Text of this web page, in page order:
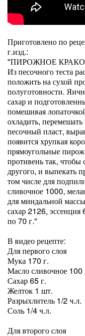
Приготовлено по
г.изд.:
"ПИРОЖНОЕ
Из песочного теста
положить на сухой
полуготовности.
сахар и
помешивая
охладить,
песочный пласт,
появится хрупкая
прямоугольные
противень так,
другого, и выпекать
том числе для
сливочное 1000,
для миндальной
сахар 2126,
по 70 г."
В видео рецепте:
Для первого слоя
Мука 170 г.
Масло сливочное 100
Сахар 65 г.
Желток 1 шт.
Разрыхлитель 1/2 ч.л.
Соль 1/4 ч.л.
Для второго слоя